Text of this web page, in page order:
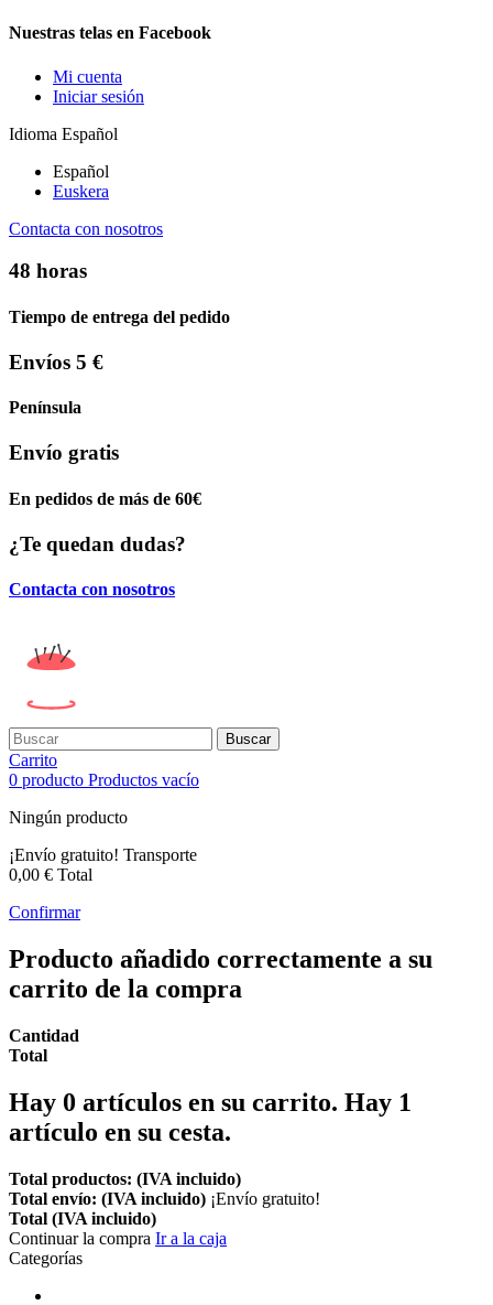
Nuestras telas en Facebook
Mi cuenta
Iniciar sesión
Idioma Español
Español
Euskera
Contacta con nosotros
48 horas
Tiempo de entrega del pedido
Envíos 5 €
Península
Envío gratis
En pedidos de más de 60€
¿Te quedan dudas?
Contacta con nosotros
Buscar
Carrito
0 producto Productos vacío
Ningún producto
¡Envío gratuito! Transporte
0,00 € Total
Confirmar
Producto añadido correctamente a su
carrito de la compra
Cantidad
Total
Hay 0 artículos en su carrito. Hay 1
artículo en su cesta.
Total productos: (IVA incluido)
Total envío: (IVA incluido) ¡Envío gratuito!
Total (IVA incluido)
Continuar la compra Ir a la caja
Categorías